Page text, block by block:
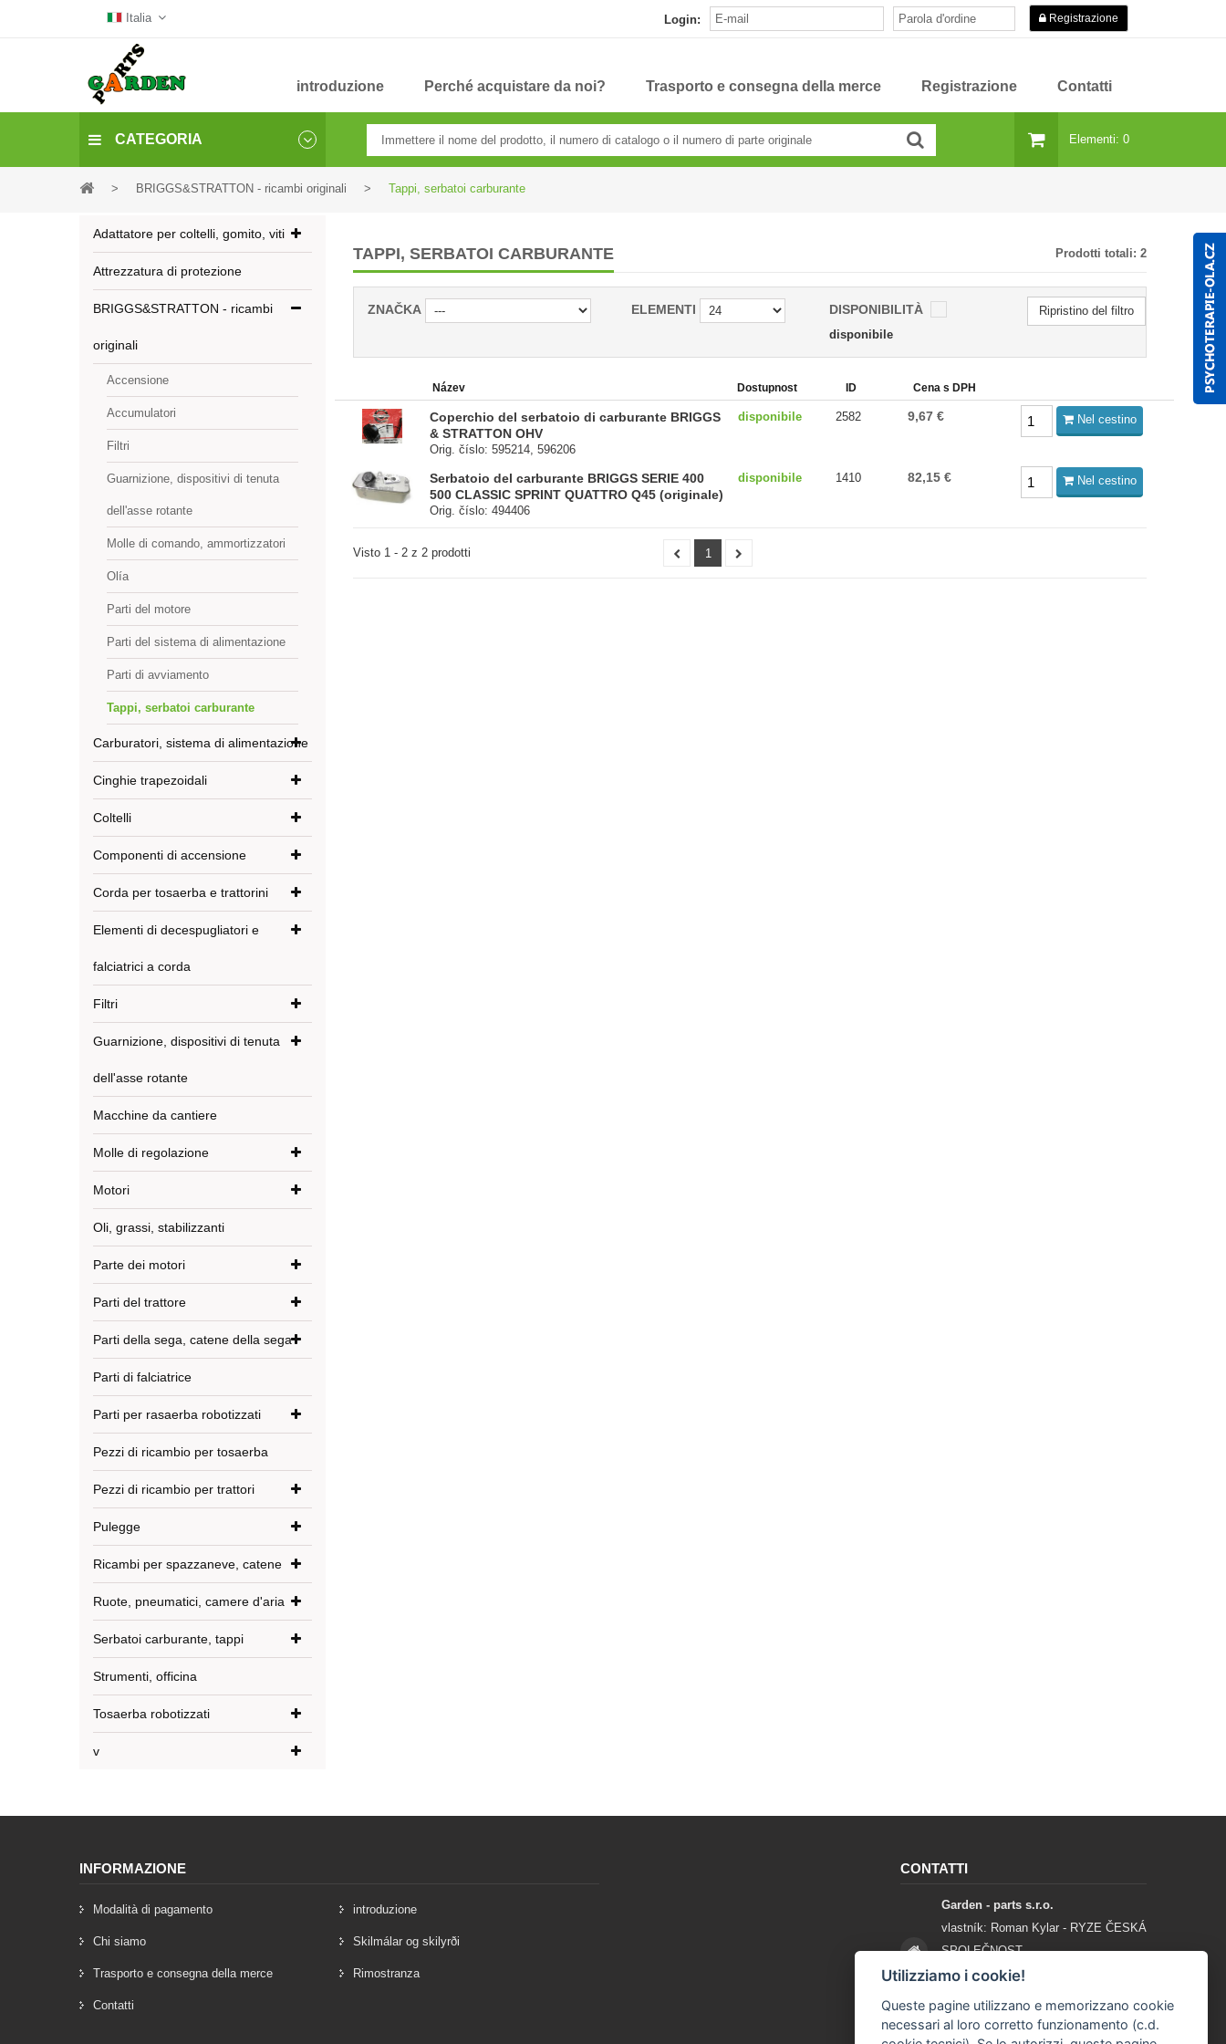
Italia Login: Registrazione
introduzione Perché acquistare da noi? Trasporto e consegna della merce Registrazione Contatti
CATEGORIA Elementi: 0
> BRIGGS&STRATTON - ricambi originali > Tappi, serbatoi carburante
Adattatore per coltelli, gomito, viti
Attrezzatura di protezione
BRIGGS&STRATTON - ricambi
originali
Accensione
Accumulatori
Filtri
Guarnizione, dispositivi di tenuta
dell'asse rotante
Molle di comando, ammortizzatori
Olía
Parti del motore
Parti del sistema di alimentazione
Parti di avviamento
Tappi, serbatoi carburante
Carburatori, sistema di alimentazione
Cinghie trapezoidali
Coltelli
Componenti di accensione
Corda per tosaerba e trattorini
Elementi di decespugliatori e
falciatrici a corda
Filtri
Guarnizione, dispositivi di tenuta
dell'asse rotante
Macchine da cantiere
Molle di regolazione
Motori
Oli, grassi, stabilizzanti
Parte dei motori
Parti del trattore
Parti della sega, catene della sega
Parti di falciatrice
Parti per rasaerba robotizzati
Pezzi di ricambio per tosaerba
Pezzi di ricambio per trattori
Pulegge
Ricambi per spazzaneve, catene
Ruote, pneumatici, camere d'aria
Serbatoi carburante, tappi
Strumenti, officina
Tosaerba robotizzati
v
TAPPI, SERBATOI CARBURANTE Prodotti totali: 2
ZNAČKA ELEMENTI DISPONIBILITÀ
disponibile
Ripristino del filtro
Název Dostupnost ID Cena s DPH
Coperchio del serbatoio di carburante BRIGGS
& STRATTON OHV
Orig. číslo: 595214, 596206
disponibile 2582 9,67 € Nel cestino
Serbatoio del carburante BRIGGS SERIE 400
500 CLASSIC SPRINT QUATTRO Q45 (originale)
Orig. číslo: 494406
disponibile 1410 82,15 € Nel cestino
1
Visto 1 - 2 z 2 prodotti
INFORMAZIONE
Modalità di pagamento introduzione
Chi siamo Skilmálar og skilyrði
Trasporto e consegna della merce Rimostranza
Contatti
CONTATTI
Garden - parts s.r.o.
vlastník: Roman Kylar - RYZE ČESKÁ
SPOLEČNOST
Mladějov na Moravě 153
+420 777 96 96 03
Utilizziamo i cookie!
Queste pagine utilizzano e memorizzano cookie
necessari al loro corretto funzionamento (c.d.